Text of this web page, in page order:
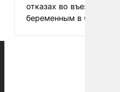
отказах во въезде
беременным в США